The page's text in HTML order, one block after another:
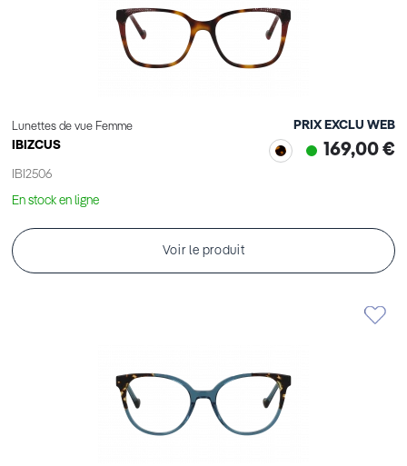
Lunettes de vue Femme
IBIZCUS
IBI2506
PRIX EXCLU WEB
169,00 €
En stock en ligne
Voir le produit